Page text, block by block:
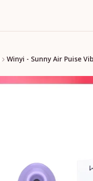
Winyi - Sunny Air Puise